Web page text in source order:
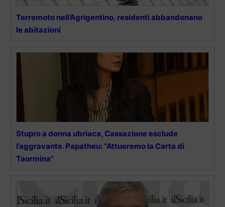
Terremoto nell’Agrigentino, residenti abbandonano
le abitazioni
Stupro a donna ubriaca, Cassazione esclude
l’aggravante. Papatheu: “Attueremo la Carta di
Taormina”